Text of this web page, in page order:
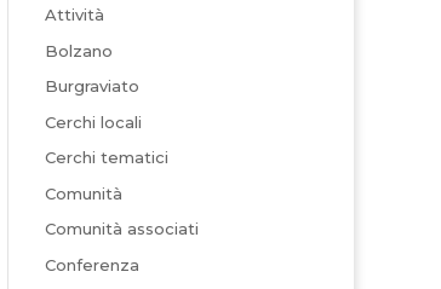
Attività
Bolzano
Burgraviato
Cerchi locali
Cerchi tematici
Comunità
Comunità associati
Conferenza